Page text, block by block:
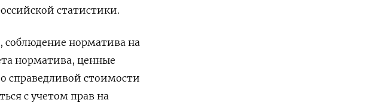
статистики.
соблюдение норматива на
норматива, ценные
справедливой стоимости
с учетом прав на